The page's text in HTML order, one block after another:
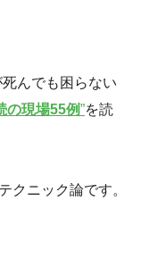
んでも困らない
の現場55例”を読
クニック論です。